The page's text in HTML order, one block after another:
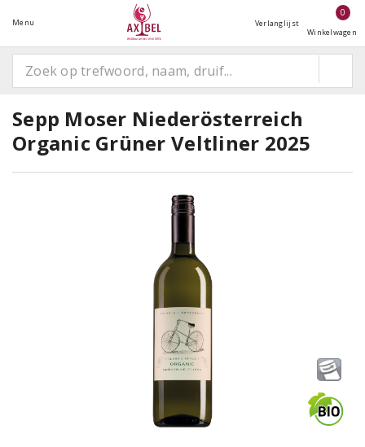
Menu Verlanglijst
0
Winkelwagen
Sepp Moser Niederösterreich
Organic Grüner Veltliner 2025